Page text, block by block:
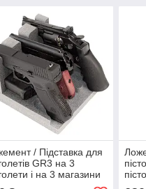
/ Підставка для
GR3 на 3
і на 3 магазини